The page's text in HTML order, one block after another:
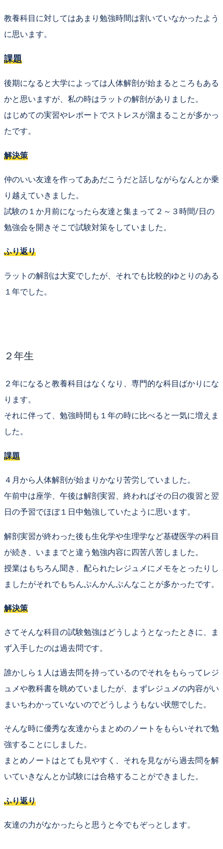
教養科目に対してはあまり勉強時間は割いていなかったよう
に思います。
課題
後期になると大学によっては人体解剖が始まるところもある
かと思いますが、私の時はラットの解剖がありました。
はじめての実習やレポートでストレスが溜まることが多かっ
たです。
解決策
仲のいい友達を作ってああだこうだと話しながらなんとか乗
り越えていきました。
試験の１か月前になったら友達と集まって ２～３時間/日の
勉強会を開きそこで試験対策をしていました。
ふり返り
ラットの解剖は大変でしたが、それでも 比較的ゆとりのある
１年でした。
２年生
２年になると教養科目はなくなり、 専門的な科目ばかり にな
ります。
それに伴って、 勉強時間も１年の時に比べると一気に増えま
した。
課題
４月から 人体解剖が始まりかなり苦労していました。
午前中は座学、午後は解剖実習、終わればその日の復習と翌
日の予習でほぼ１日中勉強していたように思います。
解剖実習が終わった後も生化学や生理学など基礎医学の科目
が続き、いままでと違う勉強内容に四苦八苦しました。
授業はもちろん聞き、配られたレジュメにメモをとったりし
ましたがそれでもちんぷんかんぷんなことが多かったです。
解決策
さてそんな科目の試験勉強はどうしようとなったときに、ま
ず入手したのは過去問です。
誰かしら１人は過去問を持っているのでそれをもらってレジ
ュメや教科書を眺めていましたが、まずレジュメの内容がい
まいちわかっていないのでどうしようもない状態でした。
そんな時に優秀な友達から まとめのノート をもらいそれで勉
強することにしました。
まとめノートはとても見やすく、それを見ながら過去問を解
いていきなんとか試験には合格することができました。
ふり返り
友達の力がなかったらと思うと今でもぞっとします。